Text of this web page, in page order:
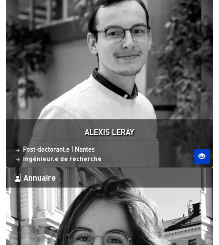
ALEXIS LERAY
Statut
Post-doctorant.e Site ESO
Nantes
Ingénieur.e de recherche
Annuaire